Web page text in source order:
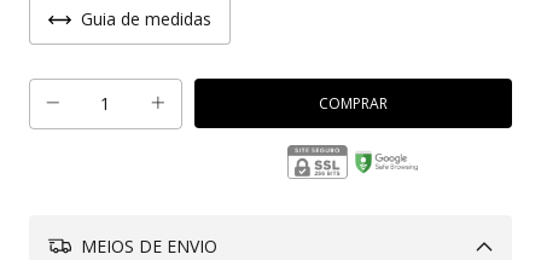
Guia de medidas
MEIOS DE ENVIO